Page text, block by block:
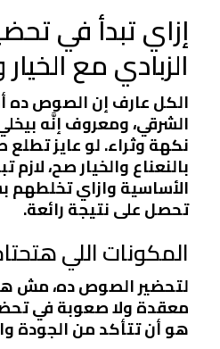
إزاي تبدأ في
الزبادي مع الخيار
الكل عارف إن الصوص
الشرقي، ومعروف إنَّه
نكهة وثراء. لو عايز
بالنعناع والخيار صح، لازم
الأساسية وازاي
تحصل على نتيجة رائعة.
المكونات اللي
لتحضير الصوص ده، مش
معقدة ولا صعوبة في
هو أن تتأكد من الجودة